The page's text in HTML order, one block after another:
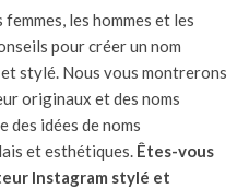
les hommes et les
pour créer un nom
stylé. Nous vous montrerons
originaux et des noms
des idées de noms
et esthétiques. Êtes-vous
Instagram stylé et